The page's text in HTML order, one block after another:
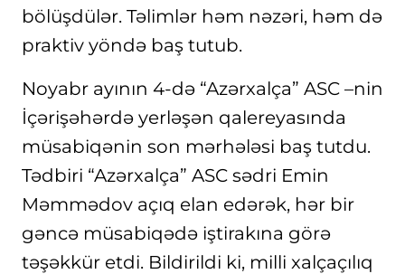
bölüşdülər. Təlimlər həm nəzəri, həm də
praktiv yöndə baş tutub.
Noyabr ayının 4-də “Azərxalça” ASC –nin
İçərişəhərdə yerləşən qalereyasında
müsabiqənin son mərhələsi baş tutdu.
Tədbiri “Azərxalça” ASC sədri Emin
Məmmədov açıq elan edərək, hər bir
gəncə müsabiqədə iştirakına görə
təşəkkür etdi. Bildirildi ki, milli xalçaçılıq